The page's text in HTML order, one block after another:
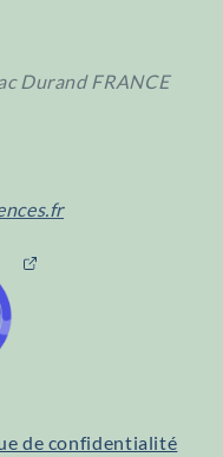
DurandFRANCE
de confidentialité